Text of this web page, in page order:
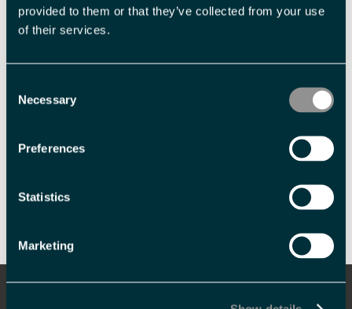
provided to them or that they’ve collected from your use
of their services.
Selection
Necessary
Preferences
Statistics
Marketing